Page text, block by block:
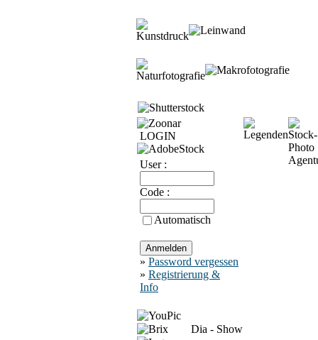
LOGIN
User :
Code :
Automatisch
» Password vergessen
» Registrierung &
Info
Dia - Show